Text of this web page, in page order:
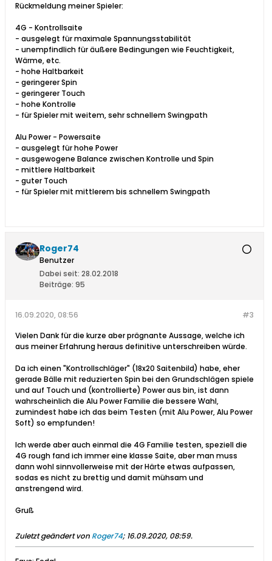
Rückmeldung meiner Spieler:
4G - Kontrollsaite
- ausgelegt für maximale Spannungsstabilität
- unempfindlich für äußere Bedingungen wie Feuchtigkeit,
Wärme, etc.
- hohe Haltbarkeit
- geringerer Spin
- geringerer Touch
- hohe Kontrolle
- für Spieler mit weitem, sehr schnellem Swingpath
Alu Power - Powersaite
- ausgelegt für hohe Power
- ausgewogene Balance zwischen Kontrolle und Spin
- mittlere Haltbarkeit
- guter Touch
- für Spieler mit mittlerem bis schnellem Swingpath
Roger74
Benutzer
Dabei seit: 28.02.2018
Beiträge: 95
#3
16.09.2020, 08:56
Vielen Dank für die kurze aber prägnante Aussage, welche ich
aus meiner Erfahrung heraus definitive unterschreiben würde.
Da ich einen "Kontrollschläger" (18x20 Saitenbild) habe, eher
gerade Bälle mit reduzierten Spin bei den Grundschlägen spiele
und auf Touch und (kontrollierte) Power aus bin, ist dann
wahrscheinlich die Alu Power Familie die bessere Wahl,
zumindest habe ich das beim Testen (mit Alu Power, Alu Power
Soft) so empfunden!
Ich werde aber auch einmal die 4G Familie testen, speziell die
4G rough fand ich immer eine klasse Saite, aber man muss
dann wohl sinnvollerweise mit der Härte etwas aufpassen,
sodas es nicht zu brettig und damit mühsam und
anstrengend wird.
Gruß
Zuletzt geändert von Roger74; 16.09.2020, 08:59.